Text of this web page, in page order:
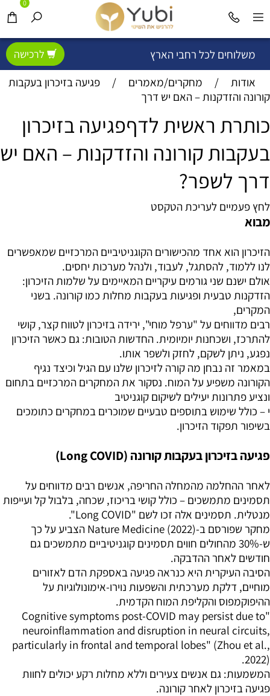
משלוחים לכל רחבי הארץ לרכישה
0
אודות / מחקרים/מאמרים /
פגיעה בזיכרון בעקבות
קורונה והזדקנות – האם יש דרך
כותרת ראשית לדףפגיעה בזיכרון
בעקבות קורונה והזדקנות – האם יש
דרך לשפר?
לחץ פעמיים לעריכת הטקסט
מבוא
הזיכרון הוא אחד מהכישורים הקוגניטיביים המרכזיים שמאפשרים
לנו ללמוד, להסתגל, לעבוד, ולנהל מערכות יחסים.
אולם ישנם שני גורמים עיקריים המאיימים על שלמות הזיכרון:
הזדקנות טבעית ופגיעות בעקבות מחלות כמו קורונה. בשני
המקרים,
רבים מדווחים על "ערפל מוחי", ירידה בזיכרון לטווח קצר, קושי
להתרכז, ושכחנות יומיומית. החדשות הטובות: גם כאשר הזיכרון
נפגע, ניתן לשקם, לחזק ולשפר אותו.
במאמר זה נבחן מה קורה לזיכרון שלנו עם הגיל וכיצד נגיף
הקורונה משפיע על המוח. נסקור את המחקרים המרכזיים בתחום
ונציע פתרונות יעילים לשיקום קוגניטיב
י – כולל שימוש בתוספים טבעיים שמוכרים במחקרים כתומכים
בשיפור תפקוד הזיכרון.
פגיעה בזיכרון בעקבות קורונה (Long COVID)
לאחר ההחלמה מהמחלה החריפה, אנשים רבים מדווחים על
תסמינים מתמשכים – כולל קושי בריכוז, שכחה, בלבול קל ועייפות
מנטלית. תסמינים אלה זכו לשם "Long COVID".
מחקר שפורסם ב-Nature Medicine (2022) הצביע על כך
ש-30% מהחולים חווים תסמינים קוגניטיביים מתמשכים גם
חודשים לאחר ההדבקה.
הסיבה העיקרית היא כנראה פגיעה באספקת הדם לאזורים
מוחיים, דלקת מערכתית והשפעות נוירו-אימונולוגיות על
ההיפוקמפוס והקליפת המוח הקדמית.
"Cognitive symptoms post-COVID may persist due to
neuroinflammation and disruption in neural circuits,
particularly in frontal and temporal lobes" (Zhou et al.,
2022).
המשמעות: גם אנשים צעירים וללא מחלות רקע יכולים לחוות
פגיעה בזיכרון לאחר קורונה.